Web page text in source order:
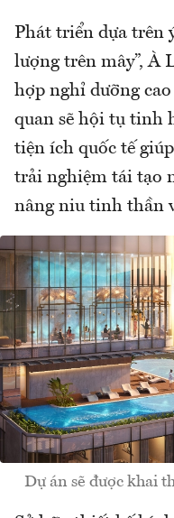
Phát triển dựa trên
lượng trên mây”, À
hợp nghỉ dưỡng
quan sẽ hội tụ tinh
tiện ích quốc tế
trải nghiệm tái tạo
nâng niu tinh thần
Dự án sẽ được khai